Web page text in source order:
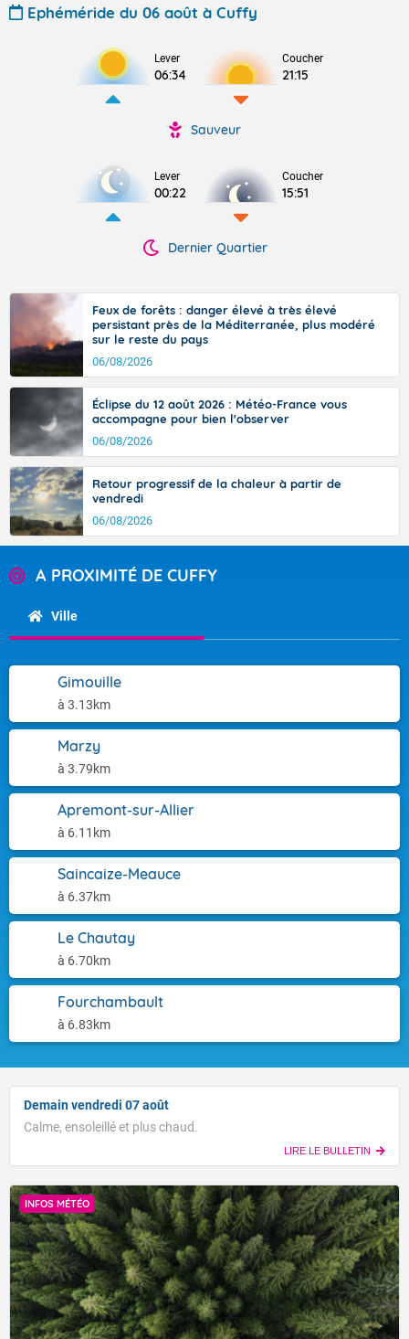
Ephéméride du 06 août à Cuffy
Lever
06:34
Coucher
21:15
Sauveur
Lever
00:22
Coucher
15:51
Dernier Quartier
Feux de forêts : danger élevé à très élevé
persistant près de la Méditerranée, plus modéré
sur le reste du pays
06/08/2026
Éclipse du 12 août 2026 : Météo-France vous
accompagne pour bien l'observer
06/08/2026
Retour progressif de la chaleur à partir de
vendredi
06/08/2026
A PROXIMITÉ DE CUFFY
Ville
Gimouille
à 3.13km
Marzy
à 3.79km
Apremont-sur-Allier
à 6.11km
Saincaize-Meauce
à 6.37km
Le Chautay
à 6.70km
Fourchambault
à 6.83km
Demain vendredi 07 août
Calme, ensoleillé et plus chaud.
LIRE LE BULLETIN
INFOS MÉTÉO